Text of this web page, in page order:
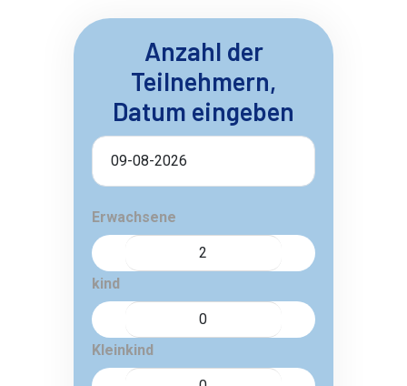
Anzahl der
Teilnehmern,
Datum eingeben
Erwachsene
kind
Kleinkind